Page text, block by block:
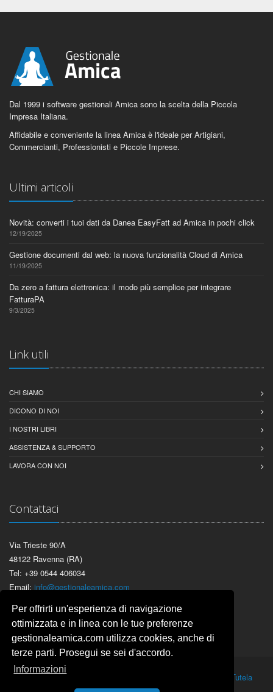
Per offrirti un'esperienza di navigazione
ottimizzata e in linea con le tue preferenze
gestionaleamica.com utilizza cookies, anche di
terze parti. Prosegui se sei d'accordo.
Informazioni
Dal 1999 i software gestionali Amica sono la scelta della Piccola
Impresa Italiana.
Affidabile e conveniente la linea Amica è l'ideale per Artigiani,
Commercianti, Professionisti e Piccole Imprese.
Ultimi articoli
Novità: converti i tuoi dati da Danea EasyFatt ad Amica in pochi click
12/19/2025
Gestione documenti dal web: la nuova funzionalità Cloud di Amica
11/19/2025
Da zero a fattura elettronica: il modo più semplice per integrare
FatturaPA
9/3/2025
Link utili
CHI SIAMO
DICONO DI NOI
I NOSTRI LIBRI
ASSISTENZA & SUPPORTO
LAVORA CON NOI
Contattaci
Via Trieste 90/A
48122 Ravenna (RA)
Tel: +39 0544 406034
Email: info@gestionaleamica.com
2026 © CIR 2000. Tutti i diritti riservati.
Tutela
Note legali